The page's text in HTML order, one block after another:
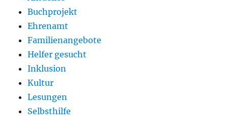
Buchprojekt
Ehrenamt
Familienangebote
Helfer gesucht
Inklusion
Kultur
Lesungen
Selbsthilfe